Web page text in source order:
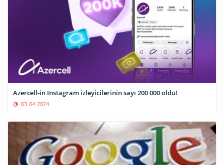
Azercell-in Instagram izləyicilərinin sayı 200 000 oldu!
03-04-2024